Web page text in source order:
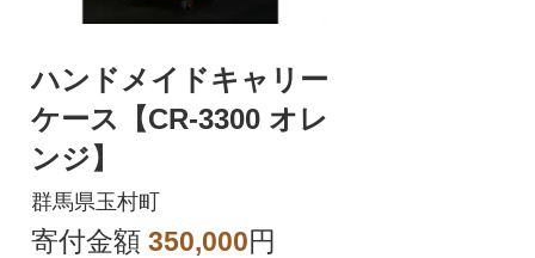
ハンドメイドキャリー
ケース【CR-3300 オレ
ンジ】
群馬県玉村町
寄付金額 350,000円